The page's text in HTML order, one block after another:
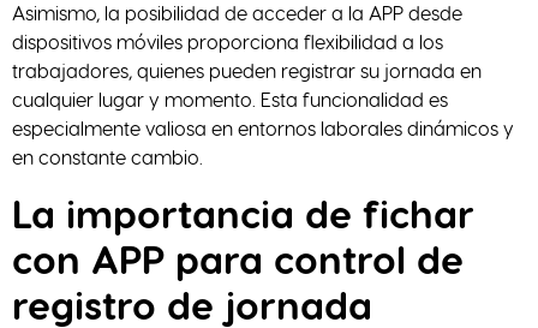
Asimismo, la posibilidad de acceder a la APP desde
dispositivos móviles proporciona flexibilidad a los
trabajadores, quienes pueden registrar su jornada en
cualquier lugar y momento. Esta funcionalidad es
especialmente valiosa en entornos laborales dinámicos y
en constante cambio.
La importancia de fichar
con APP para control de
registro de jornada